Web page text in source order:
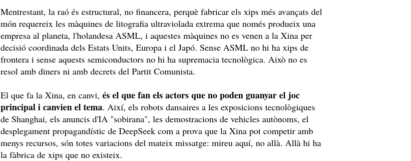
Mentrestant, la raó és estructural, no financera, perquè fabricar els xips més avançats del
món requereix les màquines de litografia ultraviolada extrema que només produeix una
empresa al planeta, l'holandesa ASML, i aquestes màquines no es venen a la Xina per
decisió coordinada dels Estats Units, Europa i el Japó. Sense ASML no hi ha xips de
frontera i sense aquests semiconductors no hi ha supremacia tecnològica. Això no es
resol amb diners ni amb decrets del Partit Comunista.
El que fa la Xina, en canvi, és el que fan els actors que no poden guanyar el joc
principal i canvien el tema. Així, els robots dansaires a les exposicions tecnològiques
de Shanghai, els anuncis d'IA "sobirana", les demostracions de vehicles autònoms, el
desplegament propagandístic de DeepSeek com a prova que la Xina pot competir amb
menys recursos, són totes variacions del mateix missatge: mireu aquí, no allà. Allà hi ha
la fàbrica de xips que no existeix.